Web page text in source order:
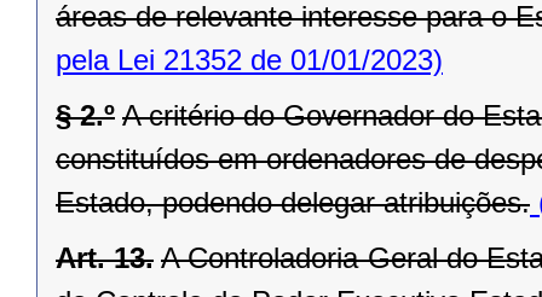
áreas de relevante interesse para o
pela Lei 21352 de 01/01/2023)
§ 2.º A critério do Governador do
constituídos em ordenadores de
Estado, podendo delegar atribuições.
Art. 13. A Controladoria-Geral do